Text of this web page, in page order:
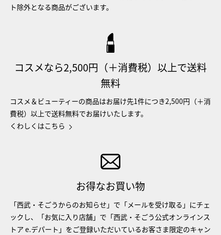
ト除外となる商品がございます。
コスメなら2,500円（＋消費税）以上で送料
無料
コスメ＆ビューティーの商品はお届け先1件につき2,500円（＋消
費税）以上で送料無料でお届けいたします。
くわしくはこちら
お得なお買い物
「西武・そごうからのお知らせ」で「メールを受け取る」にチェ
ックし、「お気に入り店舗」で「西武・そごう公式オンラインス
トア e.デパート」をご登録いただいているお客さま限定のキャン